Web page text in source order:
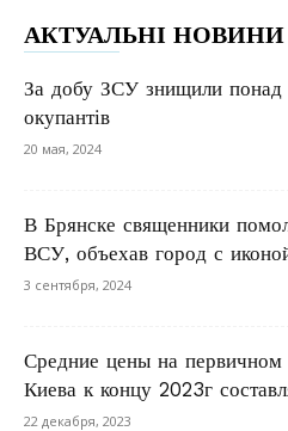
АКТУАЛЬНІ НОВИНИ
За добу ЗСУ знищили понад
окупантів
20 мая, 2024
В Брянске священники
ВСУ, объехав город с
3 сентября, 2024
Средние цены на
Киева к концу 2023г
22 декабря, 2023